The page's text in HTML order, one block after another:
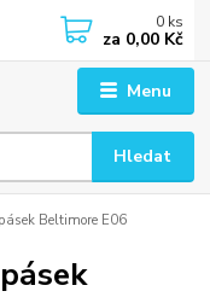
Menu
Hledat
0 ks
za 0,00 Kč
Beltimore E06